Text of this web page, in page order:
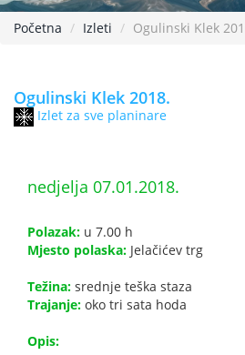
Početna Izleti Ogulinski Klek
Ogulinski Klek 2018.
Izlet za sve planinare
nedjelja 07.01.2018.
Polazak: u 7.00 h
Mjesto polaska: Jelačićev trg
Težina: srednje teška staza
Trajanje: oko tri sata hoda
Opis: